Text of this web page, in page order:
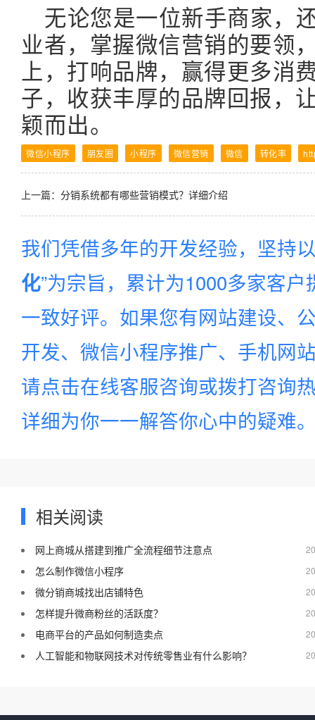
无论您是一位新手商家，
业者，掌握微信营销的要领
上，打响品牌，赢得更多消
子，收获丰厚的品牌回报，
颖而出。
微信小程序 朋友圈 小程序 微信营销 微信 转化率
上一篇： 分销系统都有哪些营销模式？详细介绍
我们凭借多年的开发经验，坚持
化”为宗旨，累计为1000多家客
一致好评。如果您有网站建设、
开发、微信小程序推广、手机网
请点击在线客服咨询或拨打咨询
详细为你一一解答你心中的疑难
相关阅读
网上商城从搭建到推广全流程细节注意点
怎么制作微信小程序
微分销商城找出店铺特色
怎样提升微商粉丝的活跃度？
电商平台的产品如何制造卖点
人工智能和物联网技术对传统零售业有什么影响？